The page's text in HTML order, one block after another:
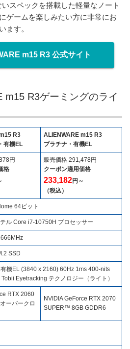
スペックを搭載した軽量なノート
ゲームを楽しみたい方に非常にお
ます。
m15 R3 公式サイト
m15 R3ゲーミングのライ
R3
有機EL
ALIENWARE m15 R3
プラチナ・有機EL
円
格
販売価格 291,478円
クーポン適用価格
233,182円～
（税込）
64ビット
ル Core i7-10750H プロセッサー
SSD
機EL (3840 x 2160) 60Hz 1ms 400-nits
Eyetracking テクノロジー（ライト）
RTX 2060
ーバークロ
NVIDIA GeForce RTX 2070
SUPER™ 8GB GDDR6